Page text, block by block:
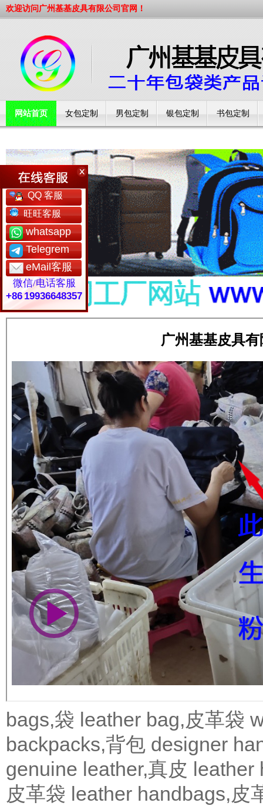
欢迎访问广州基基皮具有限公司官网！
网站首页 女包定制 男包定制 银包定制 书包定制
bags,袋 leather bag,皮革袋
backpacks,背包 designer
genuine leather,真皮 leather
皮革袋 leather handbags,皮
QQ 客服
旺旺客服
whatsapp
Telegrem
eMail客服
微信/电话客服
+86 19936648357